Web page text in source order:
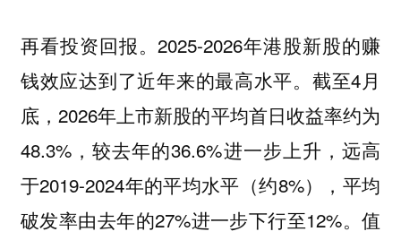
再看投资回报。2025-2026年港股新股的赚
钱效应达到了近年来的最高水平。截至4月
底，2026年上市新股的平均首日收益率约为
48.3%，较去年的36.6%进一步上升，远高
于2019-2024年的平均水平（约8%），平均
破发率由去年的27%进一步下行至12%。值